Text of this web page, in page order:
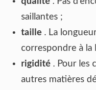
saillantes ;
taille. La
correspondre à la
rigidité. Pour les
autres matières